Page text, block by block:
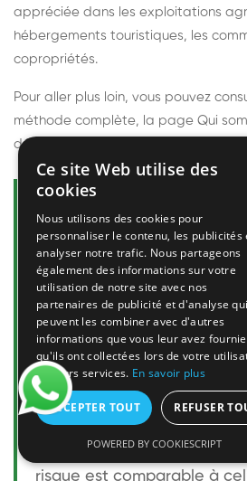
appréciée dans les exploitations
hébergements touristiques, les
copropriétés.
Pour aller plus loin, vous pouvez
méthode complète, la page Qui
découvrir
Questions
Le frelon européen est-il
l'homme ?
Le frelon européen est
taille mais relativement
son nid. Sa piqûre est plus
celle d'une guêpe sans être
une personne non
bénigne. Pour une
risque est comparable à
Ce site Web utilise des
cookies
Nous utilisons des cookies pour
personnaliser le contenu, les publicités
analyser notre trafic. Nous partageons
également des informations sur votre
utilisation de notre site avec nos
partenaires de publicité et d'analyse qui
peuvent les combiner avec d'autres
informations que vous leur avez
qu'ils ont collectées lors de votre
de leurs services. En savoir plus
ACCEPTER TOUT REFUSER
POWERED BY COOKIESCRIPT